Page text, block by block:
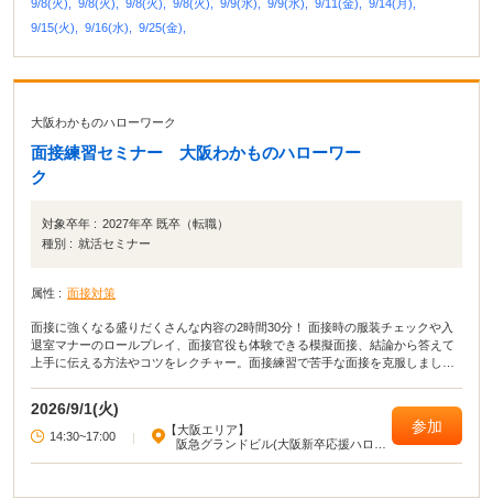
9/8(火), 9/8(火), 9/8(火), 9/8(火), 9/9(水), 9/9(水), 9/11(金),
9/14(月),
9/15(火),
9/16(水), 9/25(金),
大阪わかものハローワーク
面接練習セミナー 大阪わかものハローワー
ク
対象卒年 : 2027年卒 既卒（転職）
種別 : 就活セミナー
属性 : 面接対策
面接に強くなる盛りだくさんな内容の2時間30分！ 面接時の服装チェックや入
退室マナーのロールプレイ、面接官役も体験できる模擬面接、結論から答えて
上手に伝える方法やコツをレクチャー。面接練習で苦手な面接を克服しましょ
2026/9/1(火)
14:30~17:00 |
【大阪エリア】
阪急グランドビル(大阪新卒応援ハロー
参加